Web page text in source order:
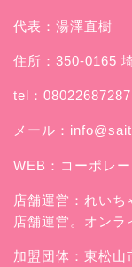
代表：湯澤直樹
住所：350-0165
tel：08022687287
メール：
WEB： コーポレ
店舗運営： れいち
店舗運営。オン
加盟団体：東松山